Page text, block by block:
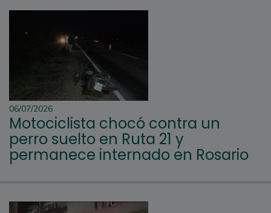
06/07/2026
Motociclista chocó contra un
perro suelto en Ruta 21 y
permanece internado en Rosario